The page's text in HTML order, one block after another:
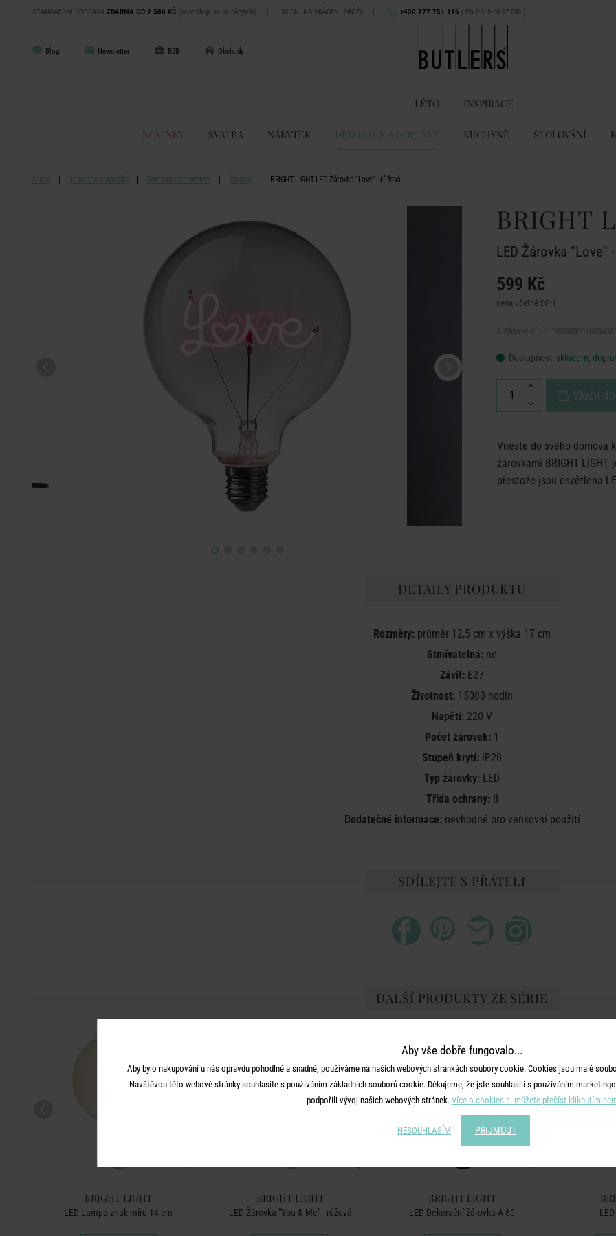
STANDARDNÍ DOPRAVA ZDARMA OD 2 500 KČ (nevztahuje se na nábytek) | 30 DNÍ NA VRÁCENÍ ZBOŽÍ | +420 777 751 116 ( Po-Pá: 9:00-17:00h )
Blog Newsletter B2B Obchody
LÉTO INSPIRACE
NOVINKY SVATBA NÁBYTEK DEKORACE A DOPLŇKY KUCHYNĚ STOLOVÁNÍ
Domů Dekorace a doplňky Dekorativní osvětlení Žárovky BRIGHT LIGHT LED Žárovka "Love" - růžová
BRIGHT
LED Žárovka "Love"
599 Kč
cena včetně DPH
Dostupnost: skladem,
Vložit
Vneste do svého domova
žárovkami BRIGHT
přestože jsou osvětlena
DETAILY PRODUKTU
Rozměry: průměr 12,5 cm x výška 17 cm
Stmívatelná: ne
Závit: E27
Životnost: 15000 hodin
Napětí: 220 V
Počet žárovek: 1
Stupeň krytí: IP20
Typ žárovky: LED
Třída ochrany:II
Dodatečné informace:nevhodné pro venkovní použití
SDÍLEJTE S PŘÁTELI
DALŠÍ PRODUKTY ZE SÉRIE
BRIGHT LIGHT
LED Lampa znak míru 14 cm
BRIGHT LIGHT
LED Žárovka "You & Me" - růžová
BRIGHT LIGHT
LED Dekorační žárovka A 60
Aby vše dobře fungovalo...
Aby bylo nakupování u nás opravdu pohodlné a snadné, používáme na našich webových stránkách soubory cookie. Cookies jsou malé
Návštěvou této webové stránky souhlasíte s používáním základních souborů cookie. Děkujeme, že jste souhlasili s používáním
podpořili vývoj našich webových stránek. Více o cookies si můžete přečíst kliknutím
NESOUHLASÍM PŘIJMOUT